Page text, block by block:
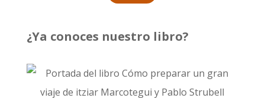
¿Ya conoces nuestro libro?